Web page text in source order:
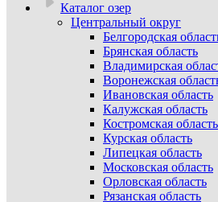
Каталог озер
Центральный округ
Белгородская
Брянская область
Владимирская
Воронежская
Ивановская область
Калужская область
Костромская область
Курская область
Липецкая область
Московская область
Орловская область
Рязанская область